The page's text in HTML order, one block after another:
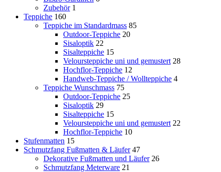
Zubehör 1
Teppiche 160
Teppiche im Standardmass 85
Outdoor-Teppiche 20
Sisaloptik 22
Sisalteppiche 15
Veloursteppiche uni und gemustert 28
Hochflor-Teppiche 12
Handweb-Teppiche / Wollteppiche 4
Teppiche Wunschmass 75
Outdoor-Teppiche 25
Sisaloptik 29
Sisalteppiche 15
Veloursteppiche uni und gemustert 22
Hochflor-Teppiche 10
Stufenmatten 15
Schmutzfang Fußmatten & Läufer 47
Dekorative Fußmatten und Läufer 26
Schmutzfang Meterware 21